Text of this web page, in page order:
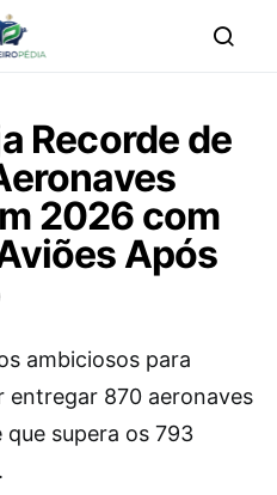
Recorde de
2026 com
Após
ambiciosos para
entregar 870 aeronaves
supera os 793